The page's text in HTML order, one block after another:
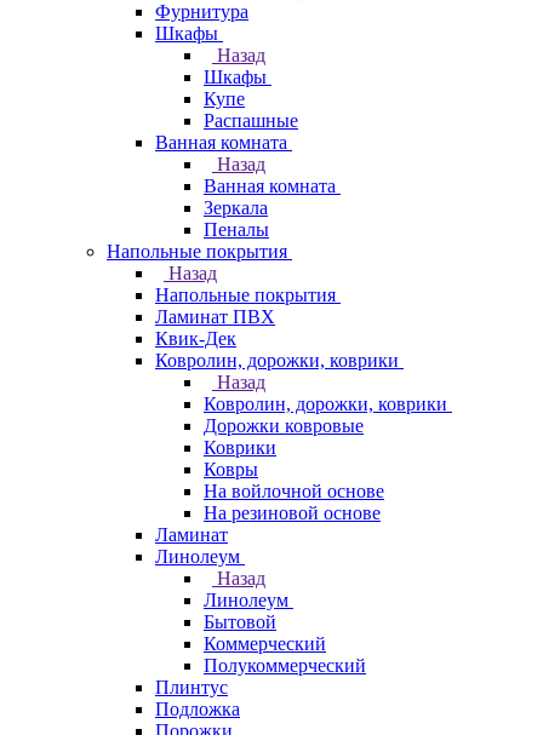
Фурнитура
Шкафы
Назад
Шкафы
Купе
Распашные
Ванная комната
Назад
Ванная комната
Зеркала
Пеналы
Напольные покрытия
Назад
Напольные покрытия
Ламинат ПВХ
Квик-Дек
Ковролин, дорожки, коврики
Назад
Ковролин, дорожки, коврики
Дорожки ковровые
Коврики
Ковры
На войлочной основе
На резиновой основе
Ламинат
Линолеум
Назад
Линолеум
Бытовой
Коммерческий
Полукоммерческий
Плинтус
Подложка
Порожки